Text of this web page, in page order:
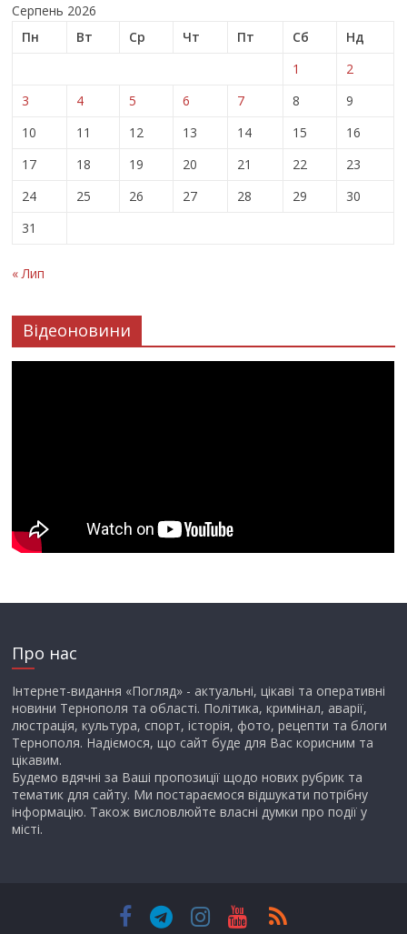
Серпень 2026
Пн
Вт Ср Чт Пт Сб
Нд
1
2
3
4 5 6 7 8
9
10
11 12 13 14 15
16
17
18 19 20 21 22
23
24
25 26 27 28 29
30
31
« Лип
Відеоновини
Про нас
Інтернет-видання «Погляд» - актуальні, цікаві та оперативні
новини Тернополя та області. Політика, кримінал, аварії,
люстрація, культура, спорт, історія, фото, рецепти та блоги
Тернополя. Надіємося, що сайт буде для Вас корисним та
цікавим.
Будемо вдячні за Ваші пропозиції щодо нових рубрик та
тематик для сайту. Ми постараємося відшукати потрібну
інформацію. Також висловлюйте власні думки про події у
місті.